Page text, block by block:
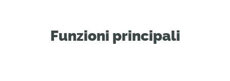
Funzioni principali